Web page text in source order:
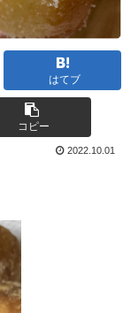
はてブ
コピー
2022.10.01